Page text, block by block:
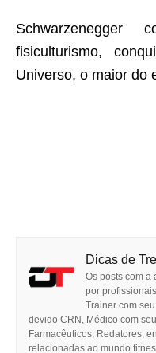
fisiculturismo,
Universo, o maior do
Dicas de
Os posts com a
por
Trainer com
devido CRN, Médico com
Farmacêuticos, Redatores,
relacionadas ao mundo